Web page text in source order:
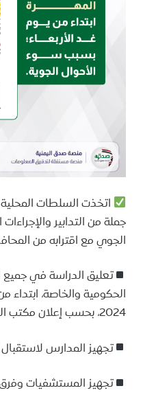
اتخذت السلطات
جملة من التدابير
الجوي مع اقترابه من
تعليق الدراسة في جميع
2024، بحسب إعلان مكتب التربية بالمحافظة.
تجهيز المدارس
تجهيز المستشفيات